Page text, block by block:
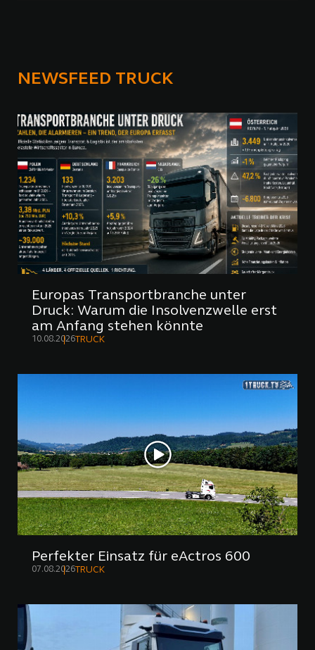
NEWSFEED TRUCK
Europas Transportbranche unter
Druck: Warum die Insolvenzwelle erst
am Anfang stehen könnte
10.08.2026TRUCK
Perfekter Einsatz für eActros 600
07.08.2026TRUCK